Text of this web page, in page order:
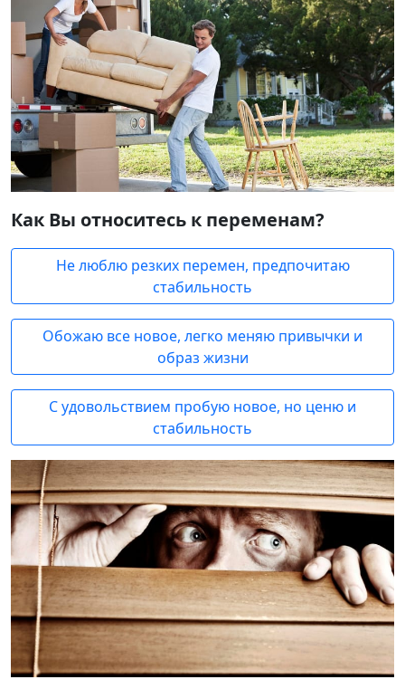
Как Вы относитесь к переменам?
Не люблю резких перемен, предпочитаю
стабильность
Обожаю все новое, легко меняю привычки и
образ жизни
С удовольствием пробую новое, но ценю и
стабильность